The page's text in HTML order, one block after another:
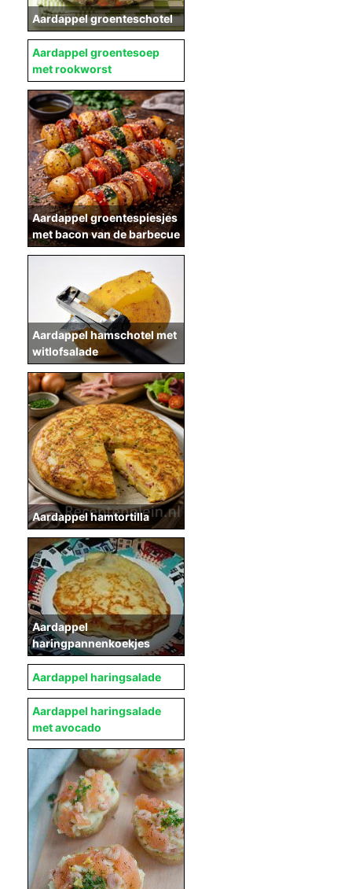
Aardappel groenteschotel
Aardappel groentesoep
met rookworst
Aardappel groentespiesjes
met bacon van de barbecue
Aardappel hamschotel met
witlofsalade
Aardappel hamtortilla
Aardappel
haringpannenkoekjes
Aardappel haringsalade
Aardappel haringsalade
met avocado